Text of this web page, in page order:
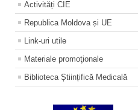
Activități CIE
Republica Moldova și UE
Link-uri utile
Materiale promoţionale
Biblioteca Științifică Medicală